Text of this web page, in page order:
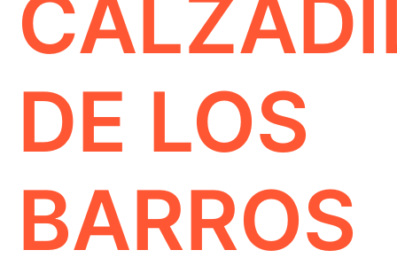
DE LOS
BARROS